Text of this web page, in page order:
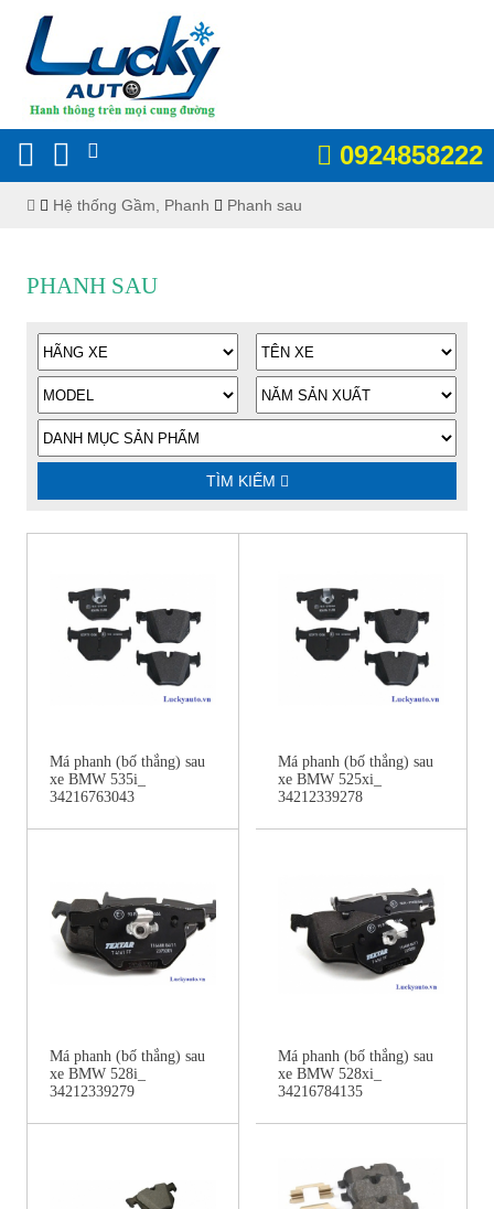
0924858222
Hệ thống Gầm, Phanh Phanh sau
PHANH SAU
TÌM KIẾM
Má phanh (bố thắng) sau
xe BMW 535i_
34216763043
Má phanh (bố thắng) sau
xe BMW 525xi_
34212339278
Má phanh (bố thắng) sau
xe BMW 528i_
34212339279
Má phanh (bố thắng) sau
xe BMW 528xi_
34216784135